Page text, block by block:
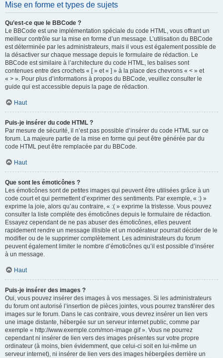
Mise en forme et types de sujets
Qu’est-ce que le BBCode ?
Le BBCode est une implémentation spéciale du code HTML, vous offrant un
meilleur contrôle sur la mise en forme d’un message. L’utilisation du BBCode
est déterminée par les administrateurs, mais il vous est également possible de
la désactiver sur chaque message depuis le formulaire de rédaction. Le
BBCode est similaire à l’architecture du code HTML, les balises sont
contenues entre des crochets « [ » et « ] » à la place des chevrons « < » et
« > ». Pour plus d’informations à propos du BBCode, veuillez consulter le
guide qui est accessible depuis la page de rédaction.
Haut
Puis-je insérer du code HTML ?
Par mesure de sécurité, il n’est pas possible d’insérer du code HTML sur ce
forum. La majeure partie de la mise en forme qui peut être générée par du
code HTML peut être remplacée par du BBCode.
Haut
Que sont les émoticônes ?
Les émoticônes sont de petites images qui peuvent être utilisées grâce à un
code court et qui permettent d’exprimer des sentiments. Par exemple, « :) »
exprime la joie, alors qu’au contraire, « :( » exprime la tristesse. Vous pouvez
consulter la liste complète des émoticônes depuis le formulaire de rédaction.
Essayez cependant de ne pas abuser des émoticônes, elles peuvent
rapidement rendre un message illisible et un modérateur pourrait décider de le
modifier ou de le supprimer complètement. Les administrateurs du forum
peuvent également limiter le nombre d’émoticônes qu’il est possible d’insérer
à un message.
Haut
Puis-je insérer des images ?
Oui, vous pouvez insérer des images à vos messages. Si les administrateurs
du forum ont autorisé l’insertion de pièces jointes, vous pourrez transférer des
images sur le forum. Dans le cas contraire, vous devrez insérer un lien vers
une image distante, hébergée sur un serveur internet public, comme par
exemple « http://www.exemple.com/mon-image.gif ». Vous ne pourrez
cependant ni insérer de lien vers des images présentes sur votre propre
ordinateur (à moins, bien évidemment, que celui-ci soit en lui-même un
serveur internet), ni insérer de lien vers des images hébergées derrière un